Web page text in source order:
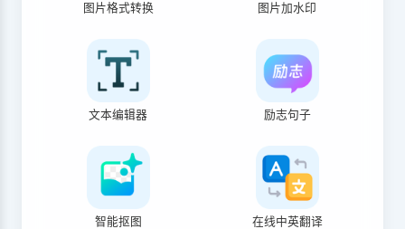
图片格式转换 图片加水印
文本编辑器 励志句子
智能抠图 在线中英翻译